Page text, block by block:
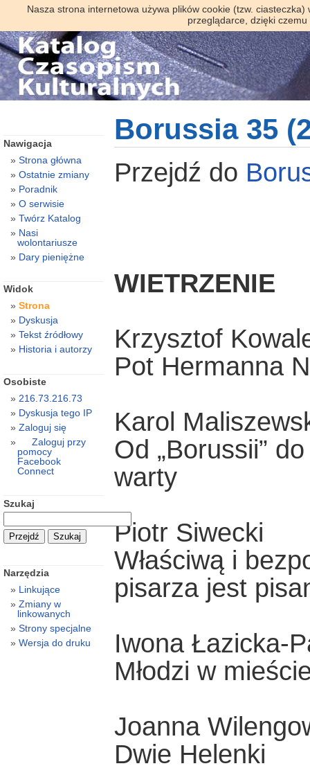
Nasza strona internetowa używa plików cookie (tzw.
przeglądarce, dzięki
Borussia 35
Przejdź do
WIETRZENIE
Krzysztof
Pot Hermanna
Karol
Od „Borussii”
warty
Piotr Siwecki
Właściwą i
pisarza jest
Iwona Łazicka-
Młodzi w
Joanna
Dwie Helenki
Nawigacja
Strona główna
Ostatnie zmiany
Poradnik
O serwisie
Twórz Katalog
Nasi
wolontariusze
Dary pieniężne
Widok
Strona
Dyskusja
Tekst źródłowy
Historia i autorzy
Osobiste
216.73.216.73
Dyskusja tego IP
Zaloguj się
Zaloguj przy
pomocy
Facebook
Connect
Szukaj
Narzędzia
Linkujące
Zmiany w
linkowanych
Strony specjalne
Wersja do druku